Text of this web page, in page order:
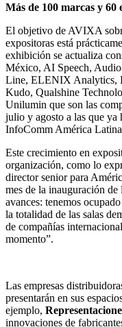
Más de 100 marcas y 60
El objetivo de AVIXA
expositoras está
exhibición se actualiza
México, AI Speech,
Line, ELENIX Analytics,
Kudo, Qualshine
Unilumin que son las
julio y agosto a las que ya
InfoComm América
Este crecimiento en
organización, como lo
director senior para
mes de la inauguración
avances: tenemos
la totalidad de las salas
de compañías
momento”.
Las empresas
presentarán en sus
ejemplo,
innovaciones de